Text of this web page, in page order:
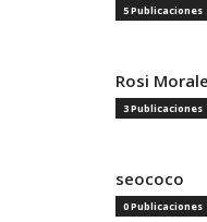
5 Publicaciones
Rosi
3 Publicaciones
seococo
0 Publicaciones